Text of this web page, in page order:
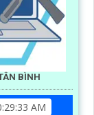
BÌNH
AM